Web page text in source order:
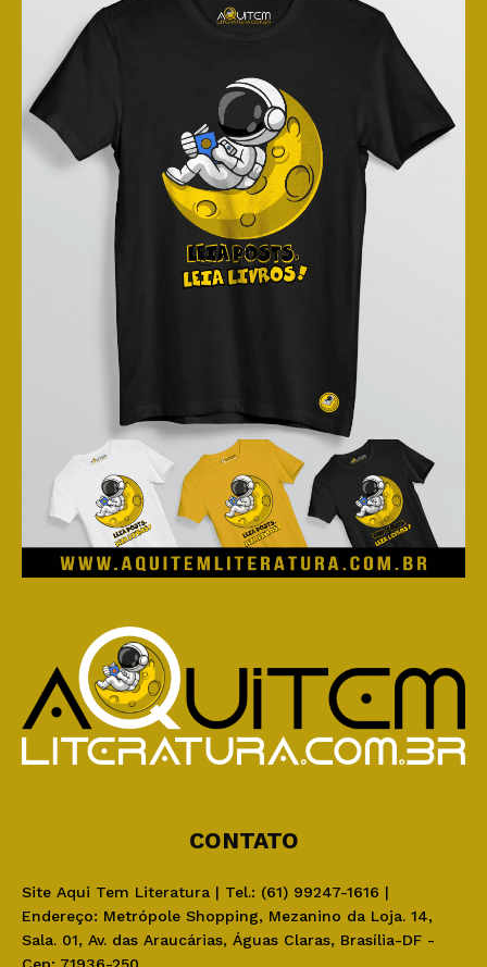
CONTATO
Site Aqui Tem Literatura | Tel.: (61) 99247-1616 |
Endereço: Metrópole Shopping, Mezanino da Loja. 14,
Sala. 01, Av. das Araucárias, Águas Claras, Brasília-DF -
Cep: 71936-250